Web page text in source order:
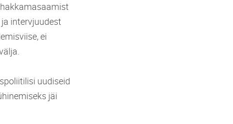
intervjuudest
ei
uudiseid
jäi